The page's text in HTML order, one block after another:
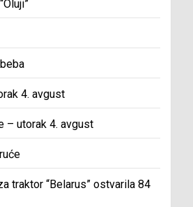
4. avgust
– utorak 4. avgust
traktor “Belarus” ostvarila 84